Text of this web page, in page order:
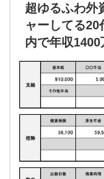
超ゆるふわ外
ャーしてる
内で年収1400